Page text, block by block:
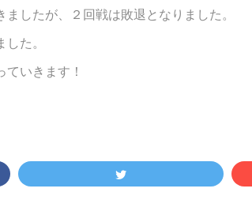
したが、２回戦は敗退となりました。
た。
いきます！